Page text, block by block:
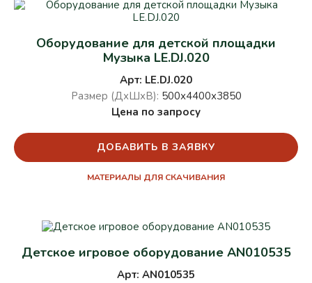
Оборудование для детской площадки
Музыка LE.DJ.020
Арт: LE.DJ.020
Размер (ДхШхВ): 500х4400х3850
Цена по запросу
ДОБАВИТЬ В ЗАЯВКУ
МАТЕРИАЛЫ ДЛЯ СКАЧИВАНИЯ
Детское игровое оборудование AN010535
Арт: AN010535